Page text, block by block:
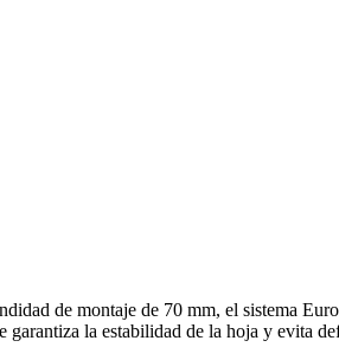
de montaje de 70 mm, el sistema
la estabilidad de la hoja y evita